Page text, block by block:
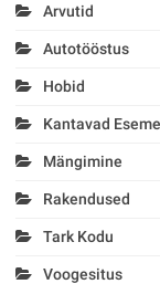
Arvutid
Autotööstus
Hobid
Kantavad
Mängimine
Rakendused
Tark Kodu
Voogesitus